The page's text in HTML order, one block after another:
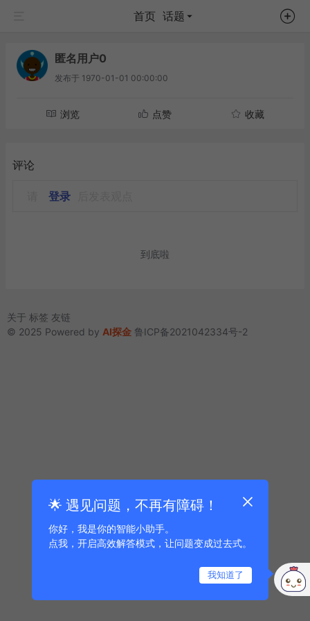
首页 话题
匿名用户0
发布于 1970-01-01 00:00:00
浏览 点赞 收藏
评论
登录
到底啦
关于 标签 友链
© 2025 Powered by AI探金 鲁ICP备2021042334号-2
🌟 遇见问题，不再有障碍！
你好，我是你的智能小助手。
点我，开启高效解答模式，让问题变成过去式。
我知道了